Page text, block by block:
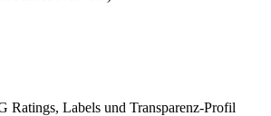
Ratings, Labels und Transparenz-Profil